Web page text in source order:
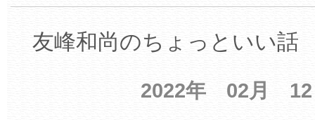
友峰和尚のちょっといい話
2022年 02月